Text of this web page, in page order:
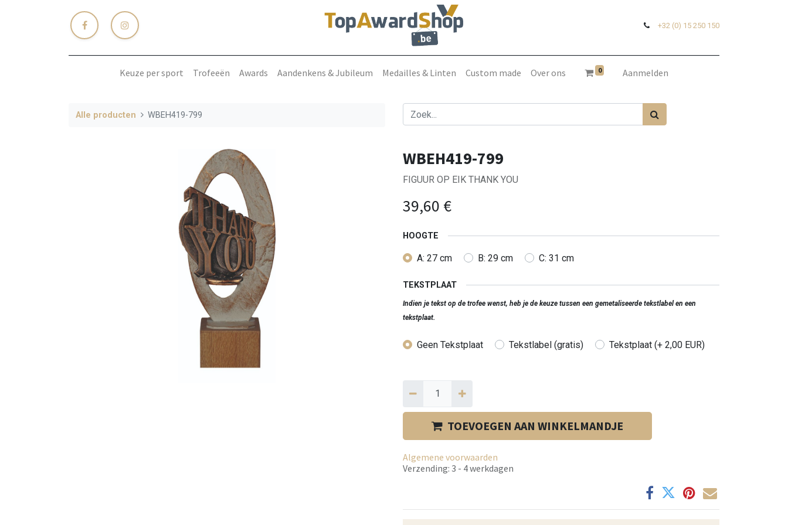
+32 (0) 15 250 150
Keuze per sport Trofeeën Awards Aandenkens & Jubileum Medailles & Linten Custom made Over ons 0 Aanmelden
Alle producten WBEH419-799
WBEH419-799
FIGUUR OP EIK THANK YOU
39,60 €
HOOGTE
A: 27 cm B: 29 cm C: 31 cm
TEKSTPLAAT
Indien je tekst op de trofee wenst, heb je de keuze tussen een gemetaliseerde tekstlabel en een
tekstplaat.
Geen Tekstplaat Tekstlabel (gratis) Tekstplaat (+ 2,00 EUR)
TOEVOEGEN AAN WINKELMANDJE
Algemene voorwaarden
Verzending: 3 - 4 werkdagen